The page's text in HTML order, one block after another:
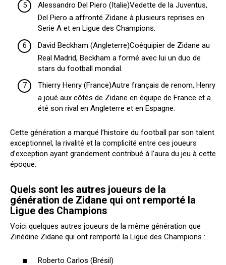
Alessandro Del Piero (Italie)Vedette de la Juventus,
Del Piero a affronté Zidane à plusieurs reprises en
Serie A et en Ligue des Champions.
David Beckham (Angleterre)Coéquipier de Zidane au
Real Madrid, Beckham a formé avec lui un duo de
stars du football mondial.
Thierry Henry (France)Autre français de renom, Henry
a joué aux côtés de Zidane en équipe de France et a
été son rival en Angleterre et en Espagne.
Cette génération a marqué l’histoire du football par son talent
exceptionnel, la rivalité et la complicité entre ces joueurs
d’exception ayant grandement contribué à l’aura du jeu à cette
époque.
Quels sont les autres joueurs de la
génération de Zidane qui ont remporté la
Ligue des Champions
Voici quelques autres joueurs de la même génération que
Zinédine Zidane qui ont remporté la Ligue des Champions :
Roberto Carlos (Brésil)